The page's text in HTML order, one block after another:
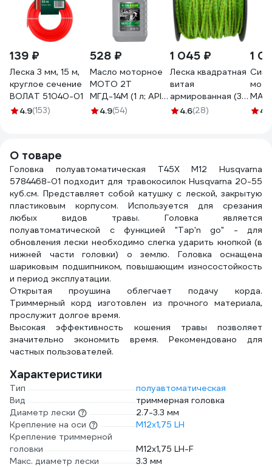
139 ₽
Леска 3 мм, 15 м,
круглое сечение
ВОЛАТ 51040-01
4.9(153)
528 ₽
Масло моторное
МОТО 2Т
МГД-14М (1 л; API
TB) OILRIGHT
4.9(54)
1 045 ₽
Леска квадратная
витая
армированная (3
мм; 60 м) для
4.6(28)
1
4.8
О товаре
Головка полуавтоматическая T45Х М12 Husqvarna
5784468-01 подходит для травокосилок Husqvarna 20-55
куб.см. Представляет собой катушку с леской, закрытую
пластиковым корпусом. Используется для срезания
любых видов травы. Головка является
полуавтоматической с функцией "Tap'n go" - для
обновления лески необходимо слегка ударить кнопкой (в
нижней части головки) о землю. Головка оснащена
шариковым подшипником, повышающим износостойкость
и период эксплуатации.
Открытая проушина облегчает подачу корда.
Триммерный корд изготовлен из прочного материала,
прослужит долгое время.
Высокая эффективность кошения травы позволяет
значительно экономить время. Рекомендовано для
частных пользователей.
Характеристики
Тип
полуавтоматическая
Вид
триммерная головка
Диаметр лески
2.7-3.3 мм
Крепление на оси
М12х1,75 LH
Крепление триммерной
головки
М12х1,75 LH-F
Макс. диаметр лески
3.3 мм